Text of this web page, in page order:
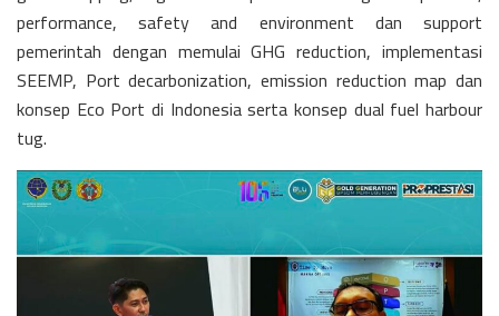
performance, safety and environment dan support
pemerintah dengan memulai GHG reduction, implementasi
SEEMP, Port decarbonization, emission reduction map dan
konsep Eco Port di Indonesia serta konsep dual fuel harbour
tug.